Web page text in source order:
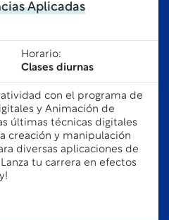
Aplicadas
Horario:
Clases diurnas
con el programa de
y Animación de
últimas técnicas digitales
creación y manipulación
diversas aplicaciones de
tu carrera en efectos